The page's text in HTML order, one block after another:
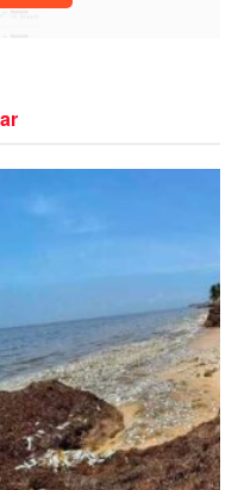
de 25°C.
caluroso hasta llegar a
de 27°C.